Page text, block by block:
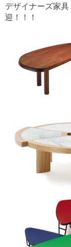
デザイナーズ家
迎！！！